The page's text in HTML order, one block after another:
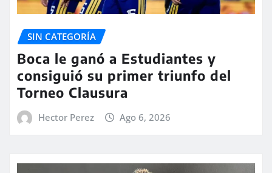
SIN CATEGORÍA
Boca le ganó a Estudiantes y
consiguió su primer triunfo del
Torneo Clausura
Hector Perez Ago 6, 2026